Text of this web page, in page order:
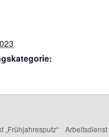
„Frühjahresputz“ Arbeitsdienst